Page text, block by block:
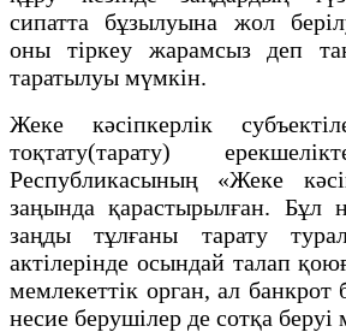
сипатта бұзылуына жол
оны тiркеу жарамсыз деп
таратылуы мүмкін.
Жеке кәсіпкерлік
тоқтату(тарату)
Республикасының «Жеке
заңында қарастырылған. Бұл
заңды тұлғаны тарату
актiлерiнде осындай талап
мемлекеттiк орган, ал банкрот
несие берушiлер де сотқа